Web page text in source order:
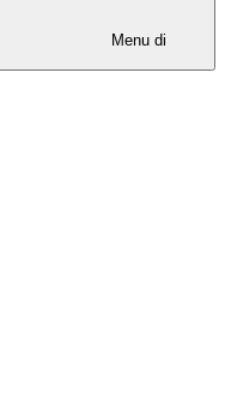
Menu di